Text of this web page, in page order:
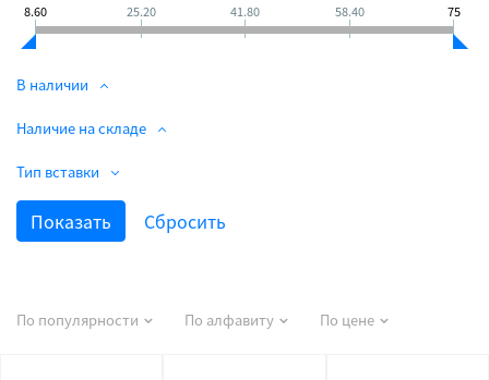
8.60 25.20 41.80 58.40 75
В наличии
Наличие на складе
Тип вставки
По популярности По алфавиту По цене